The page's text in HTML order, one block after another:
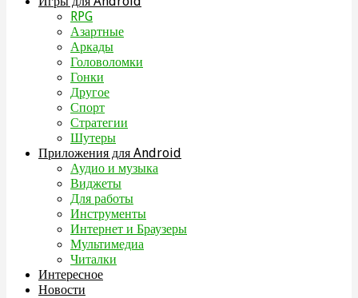
RPG
Азартные
Аркады
Головоломки
Гонки
Другое
Спорт
Стратегии
Шутеры
Приложения для Android
Аудио и музыка
Виджеты
Для работы
Инструменты
Интернет и Браузеры
Мультимедиа
Читалки
Интересное
Новости